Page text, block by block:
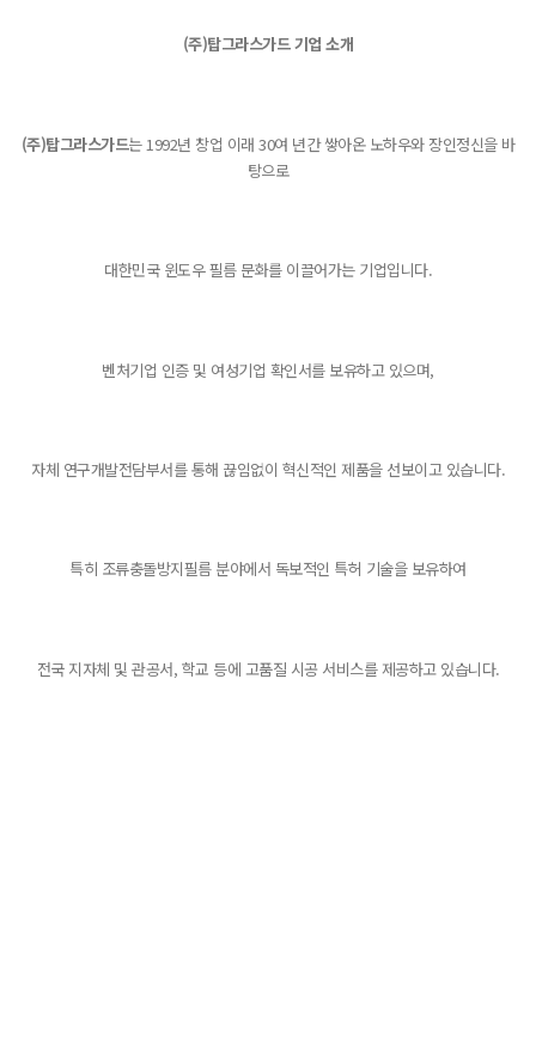
(주)탑그라스가드 기업 소개
(주)탑그라스가드는 1992년 창업 이래 30여 년간 쌓아온 노하우와 장인정신을 바
탕으로
대한민국 윈도우 필름 문화를 이끌어가는 기업입니다.
벤처기업 인증 및 여성기업 확인서를 보유하고 있으며,
자체 연구개발전담부서를 통해 끊임없이 혁신적인 제품을 선보이고 있습니다.
특히 조류충돌방지필름 분야에서 독보적인 특허 기술을 보유하여
전국 지자체 및 관공서, 학교 등에 고품질 시공 서비스를 제공하고 있습니다.